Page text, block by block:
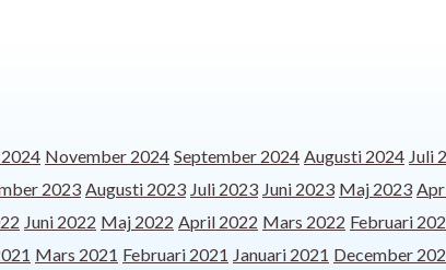
November 2024 September 2024 Augusti 2024 Juli
2023 Augusti 2023 Juli 2023 Juni 2023 Maj 2023
Juni 2022 Maj 2022 April 2022 Mars 2022 Februari
Mars 2021 Februari 2021 Januari 2021 December